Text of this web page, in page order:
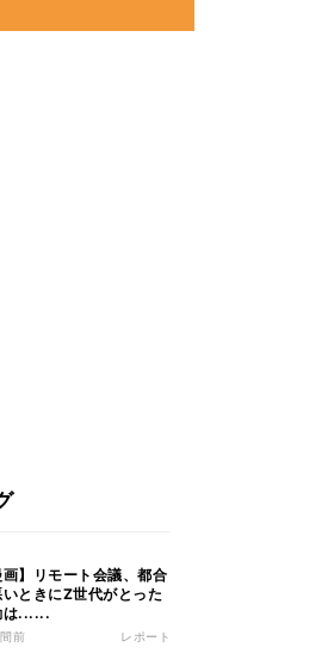
画】リモート会議、都合
いときにZ世代がとった
は......
前 レポート